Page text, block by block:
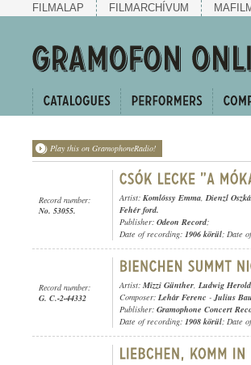
FILMALAP FILMARCHÍVUM
Play this on GramophoneRadio!
Record number:
No. 53055.
Artist: Komlóssy Emma,Dienzl
Fehér ford.
Publisher: Odeon Record;
Date of recording: 1906 körül; Date
Record number:
G. C.-2-44332
Artist: Mizzi Günther, Ludwig Herold
Composer: Lehár Ferenc -Julius
Publisher: Gramophone Concert
Date of recording: 1908 körül; Date